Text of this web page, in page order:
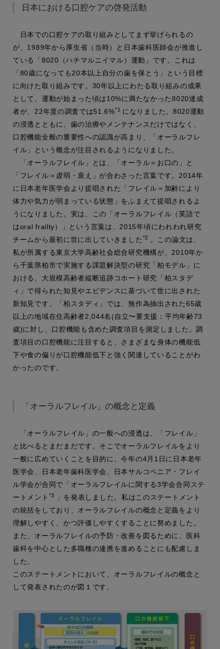
日本における口腔ケアの啓発活動
日本での口腔ケアの取り組みとしてまず挙げられるの
が、1989年から厚生省（当時）と日本歯科医師会が推進し
ている「8020（ハチマルニイマル）運動」です。これは
「80歳になっても20本以上自分の歯を保とう」という目標
に向けた取り組みです。30年以上にわたる取り組みの成果
として、運動が始まった頃は10%に満たなかった8020達成
者が、22年度の調査では51.6%*1 になりました。8020運動
の浸透とともに、歯の治療やメンテナンスだけではなく、
口腔機能全般の重要性への認識が高まり、「オーラルフレ
イル」という概念が注目されるようになりました。
「オーラルフレイル」とは、「オーラル＝お口の」と
「フレイル＝虚弱・衰え」が合わさった言葉です。2014年
に日本老年医学会より提唱された「フレイル＝加齢により
体力や気力が弱まっている状態」をふまえて提唱されるよ
うになりました。実は、この「オーラルフレイル（英語で
はoral frailty）」という言葉は、2015年頃にわれわれ研究
チームから最初に世に出していきました *2 。この論文は、
私が所属する東京大学高齢社会総合研究機構が、2010年か
ら千葉県柏市で実施する課題解決型の研究「柏モデル」に
おける、大規模高齢者縦断追跡コホート研究「柏スタデ
ィ」で得られた知見やエビデンスに基づいて世に出された
新知見です。「柏スタディ」では、無作為抽出された65歳
以上の地域在住高齢者2,044名(自立〜要支援：平均年齢73
歳)に対し、口腔機能も含めた調査項目を測定しました。調
査項目の口腔機能に注目すると、さまざまな身体の機能低
下や食の偏りが口腔機能低下と強く関連していることがわ
かったのです。
「オーラルフレイル」の概念と定義
「オーラルフレイル」の一般への浸透は、「フレイル」
と比べるとまだまだです。そこでオーラルフレイルをより
一般に広めていくことを目的に、今年の4月1日に日本老年
医学会、日本老年歯科医学会、日本サルコペニア・フレイ
ル学会が合同で「オーラルフレイルに関する3学会合同ステ
ートメント *3
」を発表しました。私はこのステートメント
の統括をしており、オーラルフレイルの概念と定義をより
理解しやすく、かつ評価しやすくすることに努めました。
また、オーラルフレイルの予防・改善を図るために、医科
歯科を中心とした多職種の連携を進めることにも配慮しま
した。
このステートメントにおいて、オーラルフレイルの概念と
して発表されたのが図１です。